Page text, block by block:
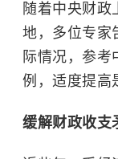
随着中央财政
地，多位专家
际情况，参考
例，适度提高
缓解财政收支